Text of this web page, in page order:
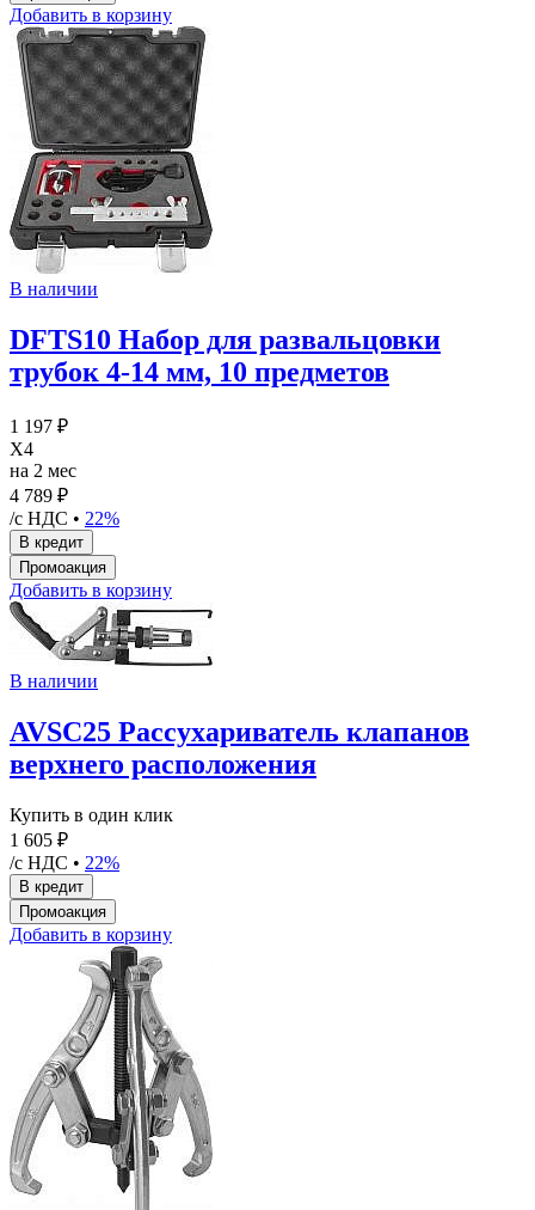
Добавить в корзину
В наличии
DFTS10 Набор для развальцовки
трубок 4-14 мм, 10 предметов
1 197 ₽
X4
на 2 мес
4 789 ₽
/с НДС • 22%
Добавить в корзину
В наличии
AVSC25 Рассухариватель клапанов
верхнего расположения
Купить в один клик
1 605 ₽
/с НДС • 22%
Добавить в корзину